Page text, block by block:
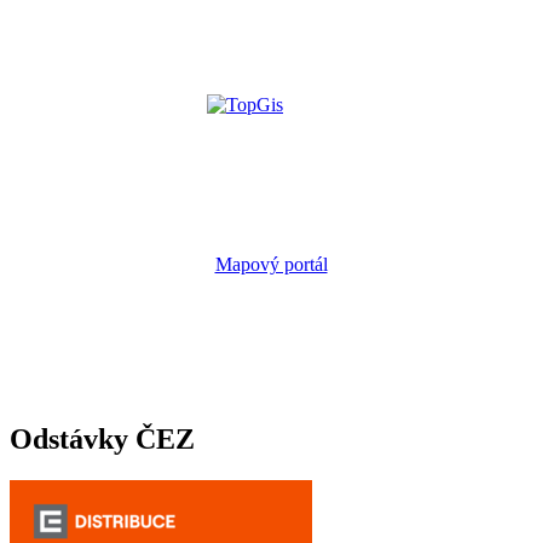
Mapový portál
Odstávky ČEZ